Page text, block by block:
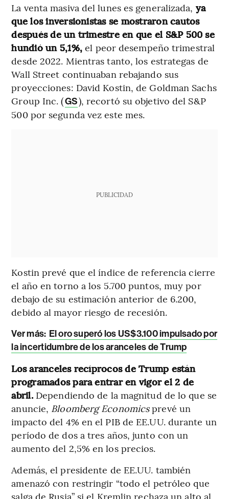
La venta masiva del lunes es generalizada, ya
que los inversionistas se mostraron cautos
después de un trimestre en que el S&P 500 se
hundió un 5,1%,el peor desempeño trimestral
desde 2022. Mientras tanto, los estrategas de
Wall Street continuaban rebajando sus
proyecciones: David Kostin, de Goldman Sachs
Group Inc. (GS), recortó su objetivo del S&P
500 por segunda vez este mes.
PUBLICIDAD
Kostin prevé que el índice de referencia cierre
el año en torno a los 5.700 puntos, muy por
debajo de su estimación anterior de 6.200,
debido al mayor riesgo de recesión.
Ver más: El oro superó los US$3.100 impulsado por
la incertidumbre de los aranceles de Trump
Los aranceles recíprocos de Trump están
programados para entrar en vigor el 2 de
abril. Dependiendo de la magnitud de lo que se
anuncie, Bloomberg Economicsprevé un
impacto del 4% en el PIB de EE.UU. durante un
período de dos a tres años, junto con un
aumento del 2,5% en los precios.
Además, el presidente de EE.UU. también
amenazó con restringir “todo el petróleo que
salga de Rusia” si el Kremlin rechaza un alto al